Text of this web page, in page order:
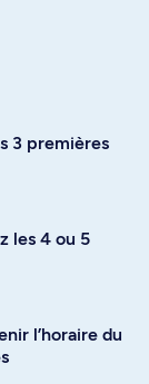
3 premières
les 4 ou 5
l’horaire du